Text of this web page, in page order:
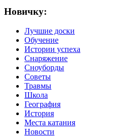
Новичку:
Лучшие доски
Обучение
Истории успеха
Снаряжение
Сноуборды
Советы
Травмы
Школа
География
История
Места катания
Новости